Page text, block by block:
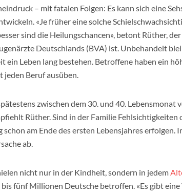
– mit fatalen Folgen: Es kann sich eine
«Je früher eine solche
sind die Heilungschancen», betont Rüther,
Deutschlands (BVA) ist. Unbehandelt
ein Leben lang bestehen. Betroffene haben ein
jeden Beruf ausüben.
zwischen dem 30. und 40. Lebensmonat
Rüther. Sind in der Familie Fehlsichtigkeiten
am Ende des ersten Lebensjahres erfolgen.
ab.
nicht nur in der Kindheit, sondern in jedem
fünf Millionen Deutsche betroffen. «Es gibt eine